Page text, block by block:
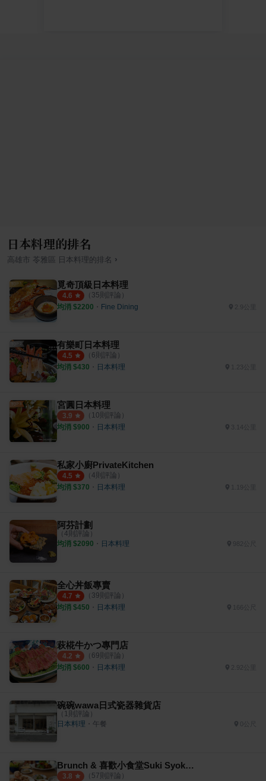
日本料理的排名
高雄市 苓雅區 日本料理 的排名 ›
覓奇頂級日本料理
4.6 （ 35則評論）
均消 $2200 ・ Fine Dining
有樂町日本料理
4.5 （ 6則評論）
均消 $430 ・ 日本料理
宮圓日本料理
3.9 （ 10則評論）
均消 $900 ・ 日本料理 3.14公里
私家小廚PrivateKitchen
4.5 （ 4則評論）
均消 $370 ・ 日本料理
阿芬計劃
（ 4則評論）
均消 $2090 ・ 日本料理
全心丼飯專賣
4.7 （ 39則評論）
均消 $450 ・ 日本料理
萩椛牛かつ專門店
4.2 （ 69則評論）
均消 $600 ・ 日本料理
碗碗wawa日式瓷器雜貨店
（ 1 則評論）
日本料理 ・ 午餐
Brunch & 喜歡小食堂Suki Syokudou
3.8 （ 57則評論）